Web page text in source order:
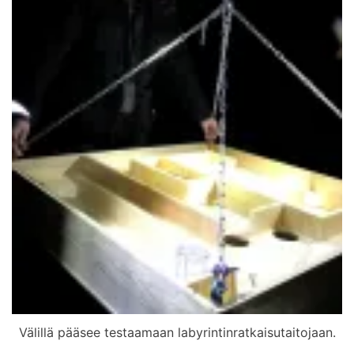
Välillä pääsee testaamaan labyrintinratkaisutaitojaan.